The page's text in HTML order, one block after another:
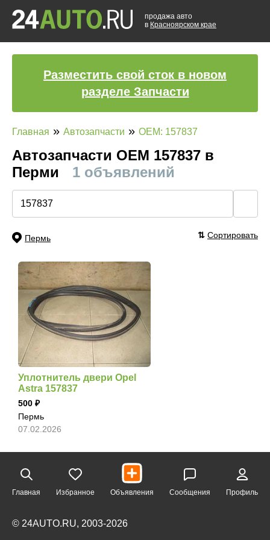
продажа авто
в Красноярском крае
Разместить свой сток в новом
разделе Запчасти
Главная » Автозапчасти » OEM: 157837
Автозапчасти ОЕМ 157837 в
Перми
1 объявлений
Пермь ⇅ Сортировать
Уплотнитель двери Opel
Astra 157837
500
Пермь
07.02.2026
Главная Избранное Объявления Сообщения Профиль
© 24AUTO.RU, 2003-2026